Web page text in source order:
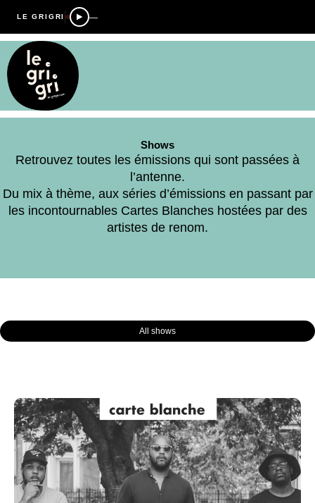
LE GRIGRI —
Shows
Retrouvez toutes les émissions qui sont passées à
l’antenne.
Du mix à thème, aux séries d’émissions en passant par
les incontournables Cartes Blanches hostées par des
artistes de renom.
All shows
Page PagePage